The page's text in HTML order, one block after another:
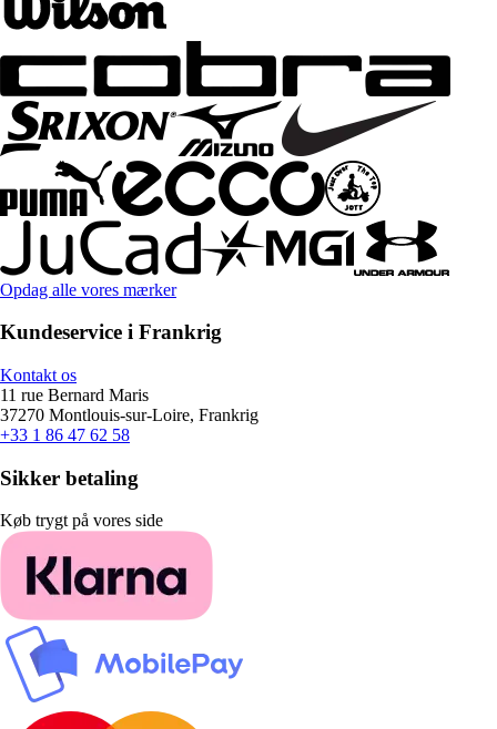
Opdag alle vores mærker
Kundeservice i Frankrig
Kontakt os
11 rue Bernard Maris
37270 Montlouis-sur-Loire, Frankrig
+33 1 86 47 62 58
Sikker betaling
Køb trygt på vores side